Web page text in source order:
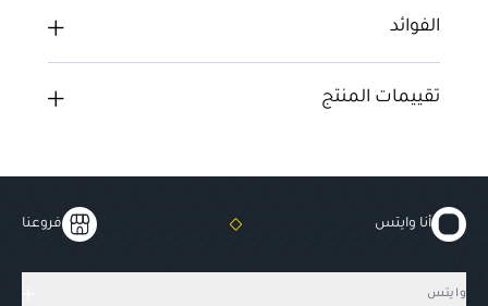
الفوائد
تقييمات المنتج
أنا وايتس فروعنا
وايتس